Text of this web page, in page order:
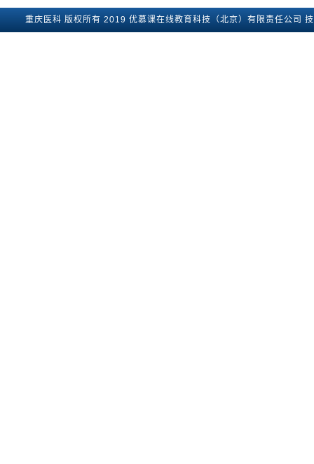
重庆医科 版权所有2019 优慕课在线教育科技（北京）有限责任公司